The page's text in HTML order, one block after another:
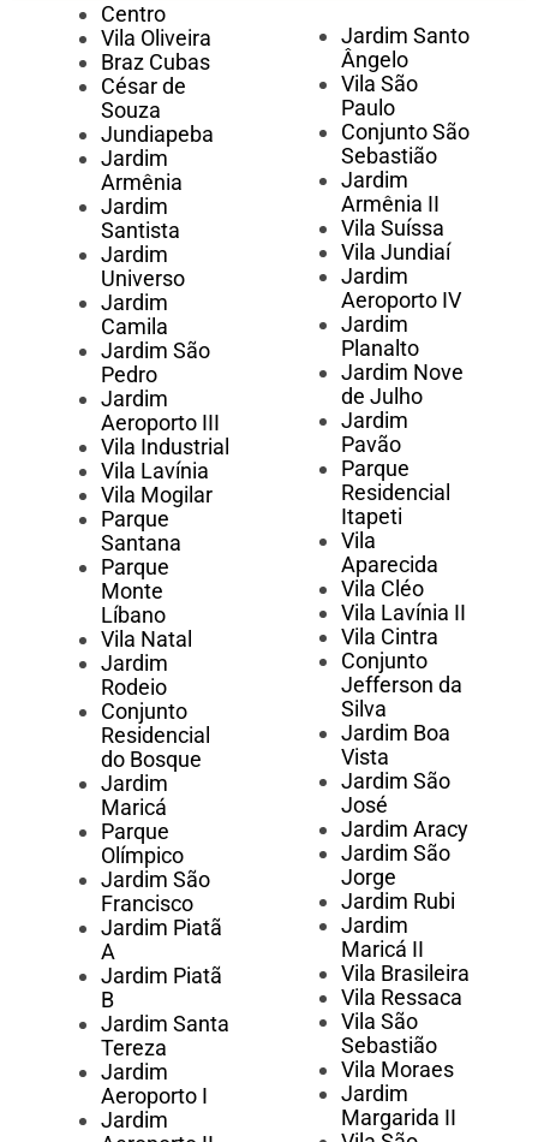
Centro
Vila Oliveira
Braz Cubas
César de
Souza
Jundiapeba
Jardim
Armênia
Jardim
Santista
Jardim
Universo
Jardim
Camila
Jardim São
Pedro
Jardim
Aeroporto III
Vila Industrial
Vila Lavínia
Vila Mogilar
Parque
Santana
Parque
Monte
Líbano
Vila Natal
Jardim
Rodeio
Conjunto
Residencial
do Bosque
Jardim
Maricá
Parque
Olímpico
Jardim São
Francisco
Jardim Piatã
A
Jardim Piatã
B
Jardim Santa
Tereza
Jardim
Aeroporto I
Jardim
Jardim Santo
Ângelo
Vila São
Paulo
Conjunto São
Sebastião
Jardim
Armênia II
Vila Suíssa
Vila Jundiaí
Jardim
Aeroporto IV
Jardim
Planalto
Jardim Nove
de Julho
Jardim
Pavão
Parque
Residencial
Itapeti
Vila
Aparecida
Vila Cléo
Vila Lavínia II
Vila Cintra
Conjunto
Jefferson da
Silva
Jardim Boa
Vista
Jardim São
José
Jardim Aracy
Jardim São
Jorge
Jardim Rubi
Jardim
Maricá II
Vila Brasileira
Vila Ressaca
Vila São
Sebastião
Vila Moraes
Jardim
Margarida II